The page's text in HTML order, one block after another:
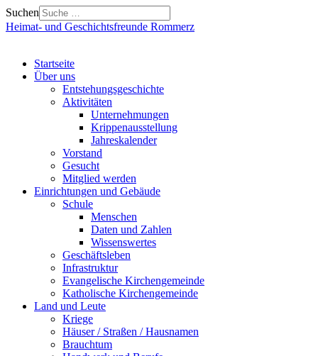
Suchen
Heimat- und Geschichtsfreunde Rommerz
Startseite
Über uns
Entstehungsgeschichte
Aktivitäten
Unternehmungen
Krippenausstellung
Jahreskalender
Vorstand
Gesucht
Mitglied werden
Einrichtungen und Gebäude
Schule
Menschen
Daten und Zahlen
Wissenswertes
Geschäftsleben
Infrastruktur
Evangelische Kirchengemeinde
Katholische Kirchengemeinde
Land und Leute
Kriege
Häuser / Straßen / Hausnamen
Brauchtum